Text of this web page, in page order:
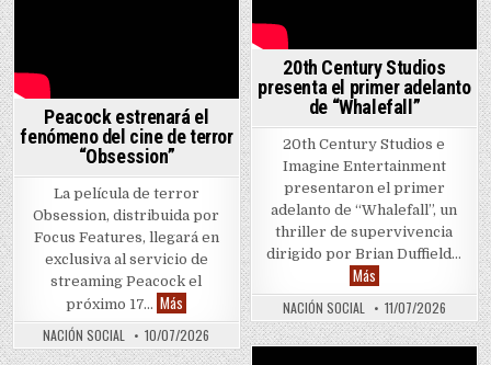
20th Century Studios
presenta el primer adelanto
de “Whalefall”
20th Century Studios e
Imagine Entertainment
presentaron el primer
adelanto de “Whalefall”, un
thriller de supervivencia
dirigido por Brian Duffield…
Más20th Century
NACIÓN SOCIAL 11/07/2026
Peacock estrenará el
fenómeno del cine de terror
“Obsession”
La película de terror
Obsession, distribuida por
Focus Features, llegará en
exclusiva al servicio de
streaming Peacock el
próximo 17… Más Peacock estrenará el fenómeno del cine de terror
NACIÓN SOCIAL 10/07/2026